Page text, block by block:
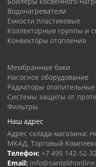
Водонагреватели
Емкости пластиковые
Коллекторные группы и
Конвекторы отопления
Мембранные баки
Насосное оборудование
Радиаторы отопительные
Системы защиты от
Фильтры
Наш адрес
Адрес склада-магазина:
МКАД, Торговый
Телефон: +7 495 142-52-
Email: